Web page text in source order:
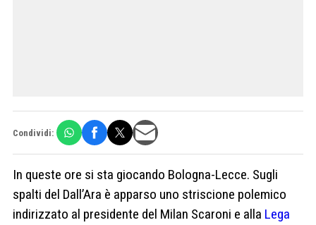
Condividi:
In queste ore si sta giocando Bologna-Lecce. Sugli
spalti del Dall’Ara è apparso uno striscione polemico
indirizzato al presidente del Milan Scaroni e alla Lega